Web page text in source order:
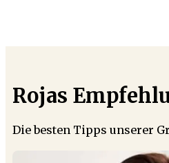
Rojas
Die besten Tipps unserer